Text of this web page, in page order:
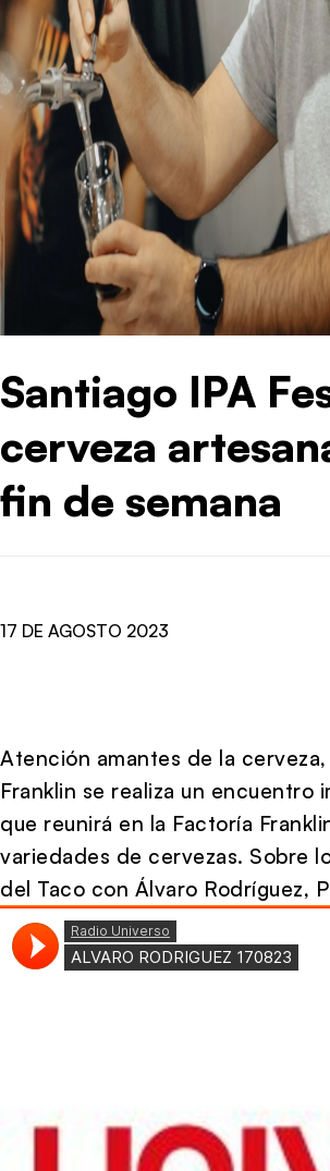
Santiago IPA
cerveza
fin de semana
17 DE AGOSTO 2023
Atención amantes de la
Franklin se realiza un encuentro
que reunirá en la Factoría
variedades de cervezas. Sobre
del Taco con Álvaro Rodríguez,